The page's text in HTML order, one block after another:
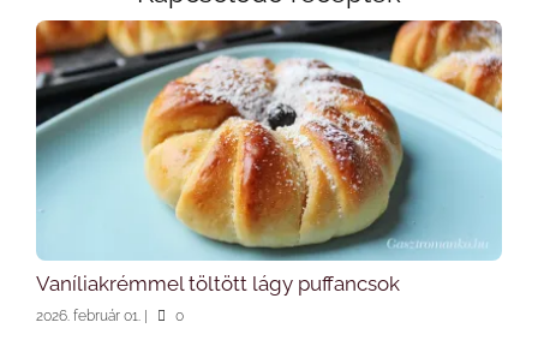
Vaníliakrémmel töltött lágy puffancsok
2026. február 01. 0